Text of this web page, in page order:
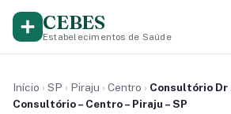
CEBES
Estabelecimentos de Saúde
Início › SP › Piraju › Centro › Consultório Dr
Consultório – Centro – Piraju – SP